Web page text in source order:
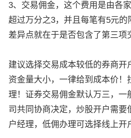
3、交易佣金，这个费用是由各
超过万分之3，并且每笔有5元的
差异点就在于是否包含了第三项
建议选择交易成本较低的券商开
资金量大小，一律给到成本价！
理！证券交易佣金默认万三，一
司共同协商决定，炒股开户需要
户经理，低佣办理可选择线上开